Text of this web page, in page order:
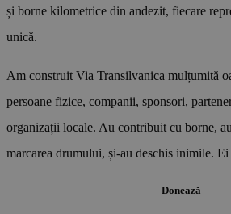
și borne kilometrice din andezit, fiecare
unică.
Am construit Via Transilvanica mulțumită
persoane fizice, companii, sponsori,
organizații locale. Au contribuit cu borne,
marcarea drumului, și-au deschis inimile.
Donează